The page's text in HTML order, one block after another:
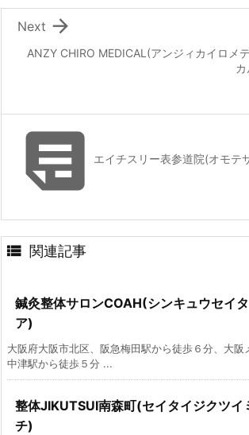
ANZY CHIRO MEDICAL(アンジィカイロメ

Next
エイチスリー表参道院(オモテ
 関連記事
鍼灸整体サロンCOAH(シンキュウセイ
ア)
大阪府大阪市北区、阪急梅田駅から徒歩６分、大阪
中津駅から徒歩５分 ...
整体JIKUTSUI南森町(セイタイジクツイ
チ)